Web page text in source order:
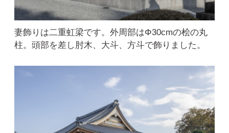
妻飾りは二重虹梁です。外周部はΦ30cmの桧の丸
柱。頭部を差し肘木、大斗、方斗で飾りました。